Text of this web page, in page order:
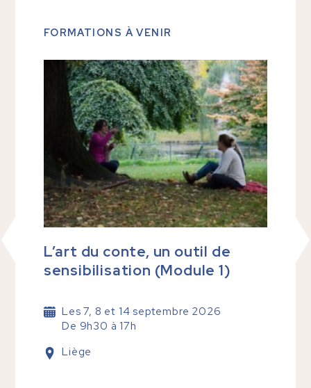
FORMATIONS À VENIR
L’art du conte, un outil de
sensibilisation (Module 1)
Les 7, 8 et 14 septembre 2026
De 9h30 à 17h
Liège